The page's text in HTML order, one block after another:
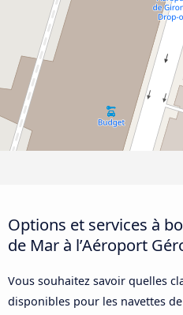
Options et services à
de Mar à l’Aéroport
Vous souhaitez savoir quelles
disponibles pour les navettes